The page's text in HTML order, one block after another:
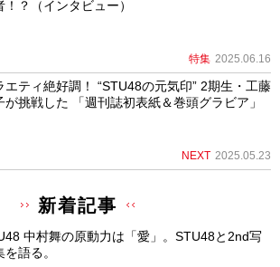
！？（インタビュー）
特集 2025.06.16
エティ絶好調！ “STU48の元気印” 2期生・工藤
が挑戦した 「週刊誌初表紙＆巻頭グラビア」
NEXT 2025.05.23
新着記事
中村舞の原動力は「愛」。STU48と2nd写
を語る。